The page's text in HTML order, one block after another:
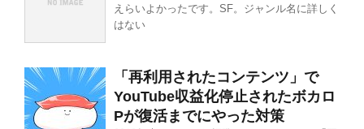
えらいよかったです。SF。ジャンル名に詳しく
はない
「再利用されたコンテンツ」で
YouTube収益化停止されたボカロ
Pが復活までにやった対策